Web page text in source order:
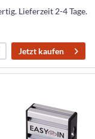
Lieferzeit 2-4 Tage.
Jetzt kaufen